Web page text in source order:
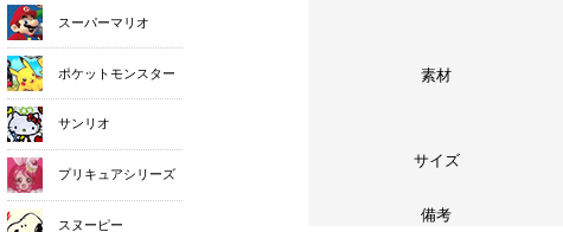
素材
サイズ
備考